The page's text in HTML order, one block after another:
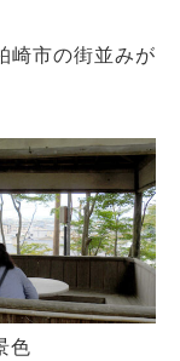
崎市の街並みが
色